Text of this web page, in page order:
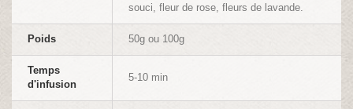
souci, fleur de rose, fleurs de lavande.
Poids 50g ou 100g
Temps
d'infusion
5-10 min